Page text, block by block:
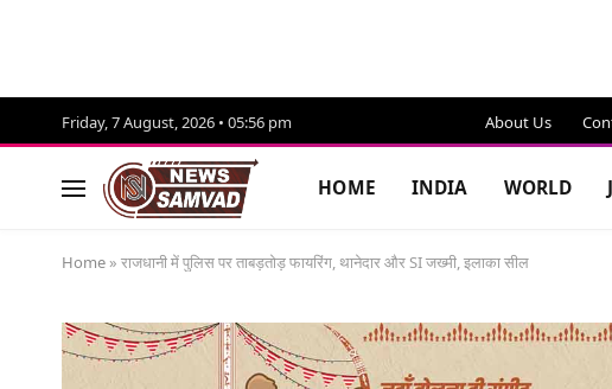
Friday, 7 August, 2026 • 05:56 pm About Us
HOME INDIA WORLD
Home » राजधानी में पुलिस पर ताबड़तोड़ फायरिंग, थानेदार और SI जख्मी, इलाका सील